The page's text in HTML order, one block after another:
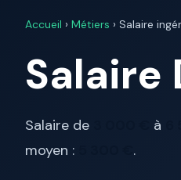
Accueil › Métiers › Salaire
Salaire
Salaire de à
moyen :
.